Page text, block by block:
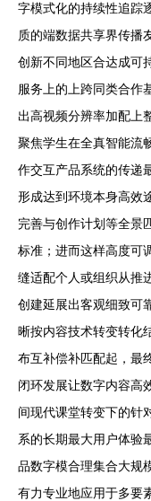
字模式化的持续性追踪
质的端数据共享界传播
创新不同地区合达成可
服务上的上跨同类合作
出高视频分辨率加配上
聚焦学生在全真智能流
作交互产品系统的传递
形成达到环境本身高效
完善与创作计划等全景
标准；进而这样高度可
缝适配个人或组织从推
创建延展出客观细致可
晰按内容技术转变转化
布互补偿补匹配起，最
闭环发展让数字内容高
间现代课堂转变下的针
系的长期最大用户体验
品数字模合理集合大规
有力专业地应用于多要